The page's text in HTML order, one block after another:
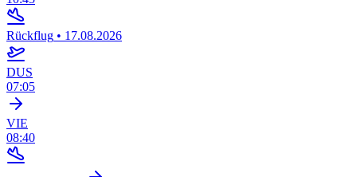
Rückflug • 17.08.2026
DUS
07:05
VIE
08:40